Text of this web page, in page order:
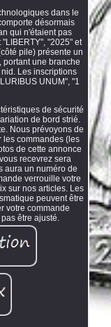
dans le
désormais
qui n'étaient pas
"2025" et
pile) présente un
une branche
Les inscriptions
UNUM", "1
de sécurité
de bord strié.
Nous prévoyons de
les commandes (les
de cette annonce
recevrez sera
aura un numéro de
verrouille votre
sur nos articles. Les
peuvent être
votre commande
être ajusté.